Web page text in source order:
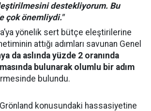
destekliyorum. Bu
çok önemliydi."
yönelik sert bütçe eleştirilerine
attığı adımları savunan Genel
da aslında yüzde 2 oranında
bulunarak olumlu bir adım
bulundu.
konusundaki hassasiyetine